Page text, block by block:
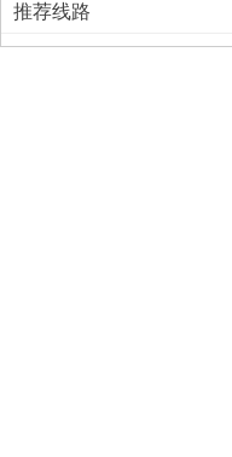
推荐线路